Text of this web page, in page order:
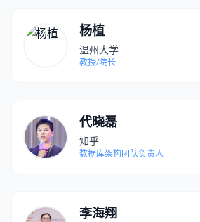
杨植
温州大学
教授/院长
代晓磊
知乎
数据库架构团队负责人
李海翔